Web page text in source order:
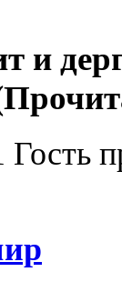
и
Гость